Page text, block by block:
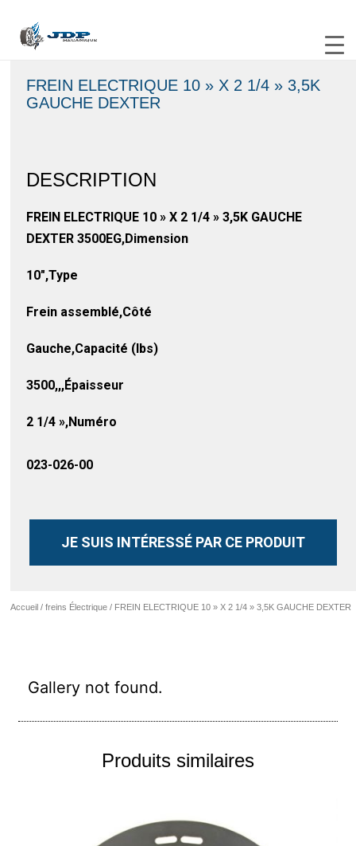
Accueil /freins Électrique / FREIN ELECTRIQUE 10 » X 2 1/4 » 3,5K GAUCHE DEXTER
Gallery not found.
FREIN ELECTRIQUE 10 » X 2 1/4 » 3,5K
GAUCHE DEXTER
DESCRIPTION
FREIN ELECTRIQUE 10 » X 2 1/4 » 3,5K GAUCHE
DEXTER 3500EG,Dimension
10″,Type
Frein assemblé,Côté
Gauche,Capacité (lbs)
3500,,,Épaisseur
2 1/4 »,Numéro
023-026-00
JE SUIS INTÉRESSÉ PAR CE PRODUIT
Produits similaires